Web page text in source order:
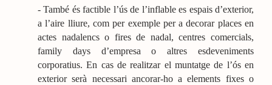
- També és factible l’ús de l’inflable es espais d’exterior,
a l’aire lliure, com per exemple per a decorar places en
actes nadalencs o fires de nadal, centres comercials,
family days d’empresa o altres esdeveniments
corporatius. En cas de realitzar el muntatge de l’ós en
exterior serà necessari ancorar-ho a elements fixes o